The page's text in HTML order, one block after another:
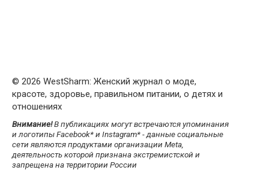
© 2026 WestSharm: Женский журнал о моде,
красоте, здоровье, правильном питании, о детях и
отношениях
Внимание!В публикациях могут встречаются упоминания
и логотипы Facebook* и Instagram* - данные социальные
сети являются продуктами организации Meta,
деятельность которой признана экстремистской и
запрещена на территории России